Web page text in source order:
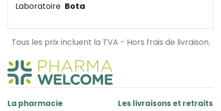
Laboratoire Bota
Tous les prix incluent la TVA - Hors frais de livraison.
La pharmacie Les livraisons et retraits